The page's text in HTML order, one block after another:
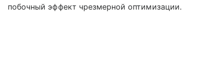
побочный эффект чрезмерной оптимизации.